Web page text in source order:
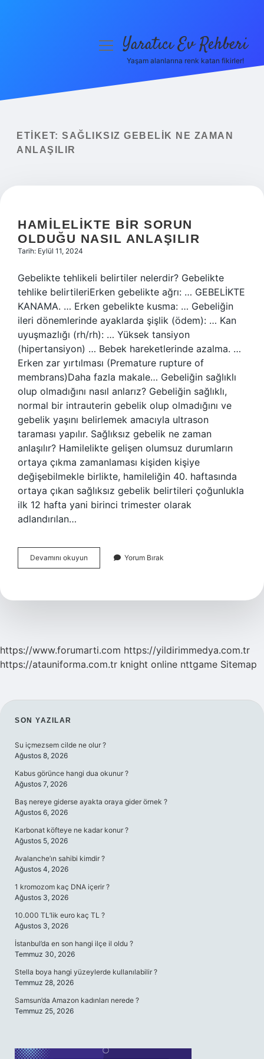
Yasal Uyarı
menüyüYaratıcı Ev Rehberi
Yaşam alanlarına renk katan fikirler!
ETIKET: SAĞLIKSIZ GEBELIK NE ZAMAN
ANLAŞILIR
HAMILELIKTE BIR SORUN
OLDUĞU NASIL ANLAŞILIR
Tarih: Eylül 11, 2024
Gebelikte tehlikeli belirtiler nelerdir? Gebelikte
tehlike belirtileriErken gebelikte ağrı: … GEBELİKTE
KANAMA. … Erken gebelikte kusma: … Gebeliğin
ileri dönemlerinde ayaklarda şişlik (ödem): … Kan
uyuşmazlığı (rh/rh): … Yüksek tansiyon
(hipertansiyon) … Bebek hareketlerinde azalma. …
Erken zar yırtılması (Premature rupture of
membrans)Daha fazla makale… Gebeliğin sağlıklı
olup olmadığını nasıl anlarız? Gebeliğin sağlıklı,
normal bir intrauterin gebelik olup olmadığını ve
gebelik yaşını belirlemek amacıyla ultrason
taraması yapılır. Sağlıksız gebelik ne zaman
anlaşılır? Hamilelikte gelişen olumsuz durumların
ortaya çıkma zamanlaması kişiden kişiye
değişebilmekle birlikte, hamileliğin 40. haftasında
ortaya çıkan sağlıksız gebelik belirtileri çoğunlukla
ilk 12 hafta yani birinci trimester olarak
adlandırılan…
Devamını okuyun Hamilelikte
Bir
Nasıl
Yorum Bırak
https://www.forumarti.com https://yildirimmedya.com.tr
https://atauniforma.com.tr knight online nttgame Sitemap
SIDEBAR
SON YAZILAR
Su içmezsem cilde ne olur ?
Ağustos 8, 2026
Kabus görünce hangi dua okunur ?
Ağustos 7, 2026
Baş nereye giderse ayakta oraya gider örnek ?
Ağustos 6, 2026
Karbonat köfteye ne kadar konur ?
Ağustos 5, 2026
Avalanche’ın sahibi kimdir ?
Ağustos 4, 2026
1 kromozom kaç DNA içerir ?
Ağustos 3, 2026
10.000 TL’lik euro kaç TL ?
Ağustos 3, 2026
İstanbul’da en son hangi ilçe il oldu ?
Temmuz 30, 2026
Stella boya hangi yüzeylerde kullanılabilir ?
Temmuz 28, 2026
Samsun’da Amazon kadınları nerede ?
Temmuz 25, 2026